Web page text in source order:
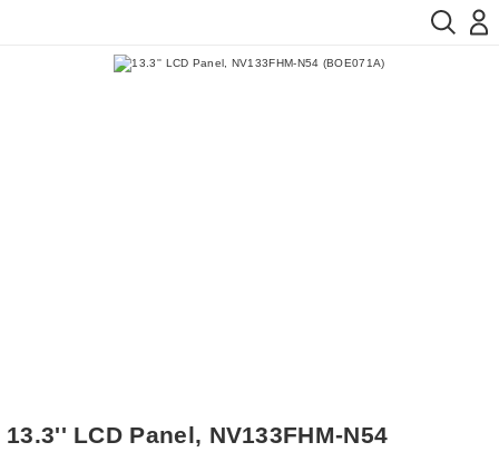
13.3'' LCD Panel, NV133FHM-N54